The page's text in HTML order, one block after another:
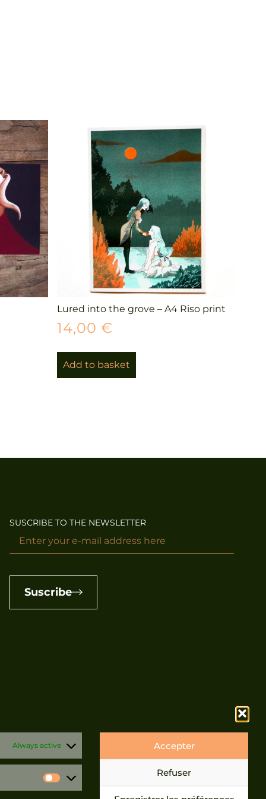
Always active Accepter
Refuser
Lured into the grove – A4 Riso print
14,00 €
Add to basket
SUSCRIBE TO THE NEWSLETTER
Suscribe